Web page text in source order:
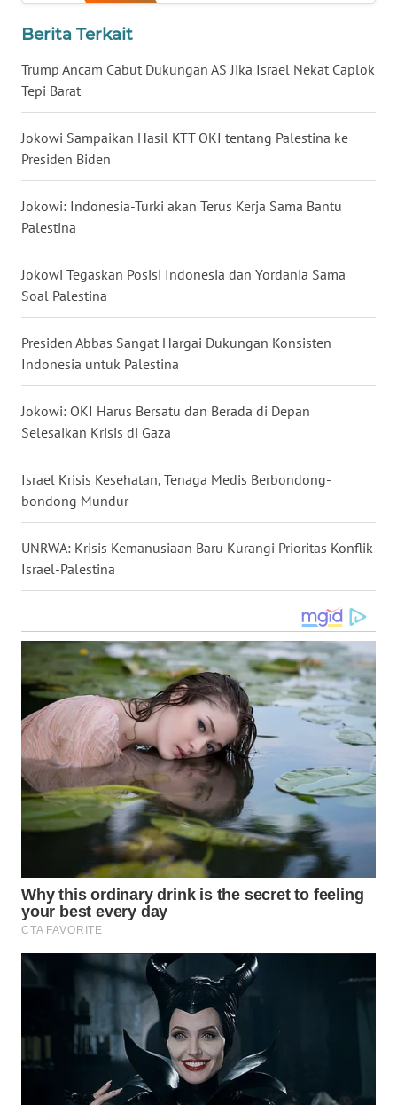
Berita Terkait
Trump Ancam Cabut Dukungan AS Jika Israel Nekat Caplok
Tepi Barat
Jokowi Sampaikan Hasil KTT OKI tentang Palestina ke
Presiden Biden
Jokowi: Indonesia-Turki akan Terus Kerja Sama Bantu
Palestina
Jokowi Tegaskan Posisi Indonesia dan Yordania Sama
Soal Palestina
Presiden Abbas Sangat Hargai Dukungan Konsisten
Indonesia untuk Palestina
Jokowi: OKI Harus Bersatu dan Berada di Depan
Selesaikan Krisis di Gaza
Israel Krisis Kesehatan, Tenaga Medis Berbondong-
bondong Mundur
UNRWA: Krisis Kemanusiaan Baru Kurangi Prioritas Konflik
Israel-Palestina
WN
BABEL
WN
SUMBAR
WN
WN
WN
JATENG
WN
NUSANTARA
WN
JOGJA
WN
JATIM
BALI
WN
KALBAR
WN
KALTENG
WN
KALTARA
WN
KALSEL
SULSEL
GORONTALO